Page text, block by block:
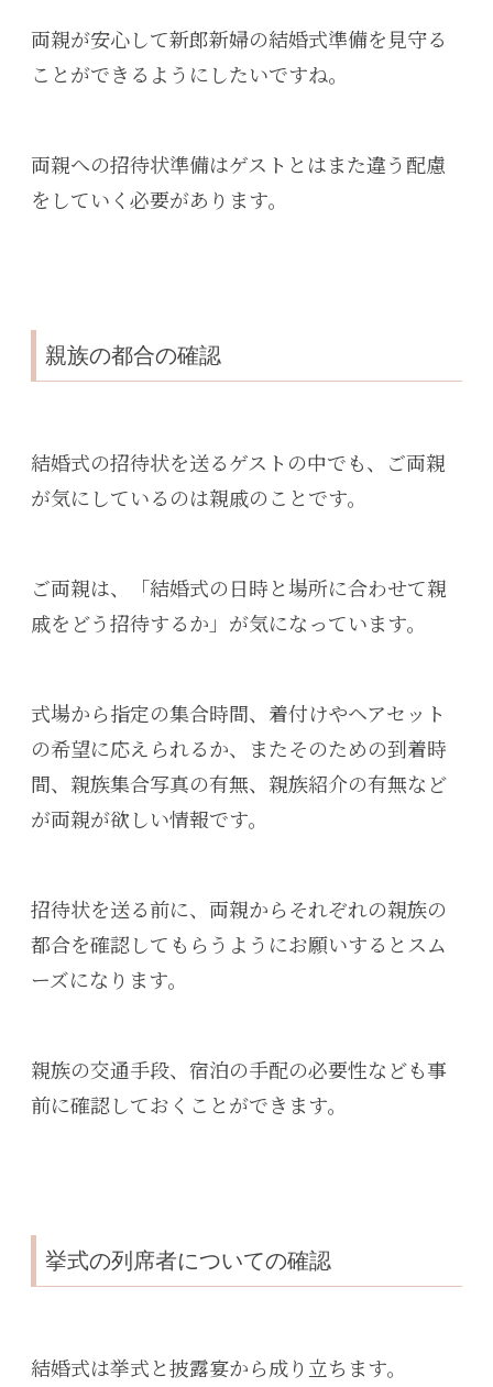
両親が安心して新郎新婦の結婚式準備を見守る
ことができるようにしたいですね。
両親への招待状準備はゲストとはまた違う配慮
をしていく必要があります。
親族の都合の確認
結婚式の招待状を送るゲストの中でも、ご両親
が気にしているのは親戚のことです。
ご両親は、「結婚式の日時と場所に合わせて親
戚をどう招待するか」が気になっています。
式場から指定の集合時間、着付けやヘアセット
の希望に応えられるか、またそのための到着時
間、親族集合写真の有無、親族紹介の有無など
が両親が欲しい情報です。
招待状を送る前に、両親からそれぞれの親族の
都合を確認してもらうようにお願いするとスム
ーズになります。
親族の交通手段、宿泊の手配の必要性なども事
前に確認しておくことができます。
挙式の列席者についての確認
結婚式は挙式と披露宴から成り立ちます。